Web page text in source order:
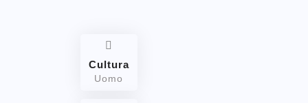
Cultura
Uomo